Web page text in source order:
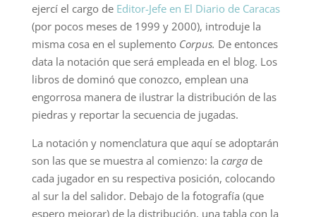
ejercí el cargo de Editor-Jefe en El Diario de Caracas
(por pocos meses de 1999 y 2000), introduje la
misma cosa en el suplemento Corpus. De entonces
data la notación que será empleada en el blog. Los
libros de dominó que conozco, emplean una
engorrosa manera de ilustrar la distribución de las
piedras y reportar la secuencia de jugadas.
La notación y nomenclatura que aquí se adoptarán
son las que se muestra al comienzo: la cargade
cada jugador en su respectiva posición, colocando
al sur la del salidor. Debajo de la fotografía (que
espero mejorar) de la distribución, una tabla con la